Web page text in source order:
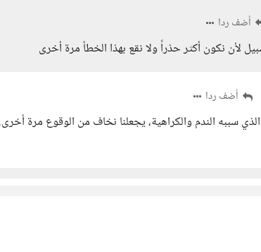
أضف ردا
لأن نكون أكثر حذراً ولا نقع بهذا الخطأ مرة أخرى
أضف ردا
سببه الندم والكراهية، يجعلنا نخاف من الوقوع مرة